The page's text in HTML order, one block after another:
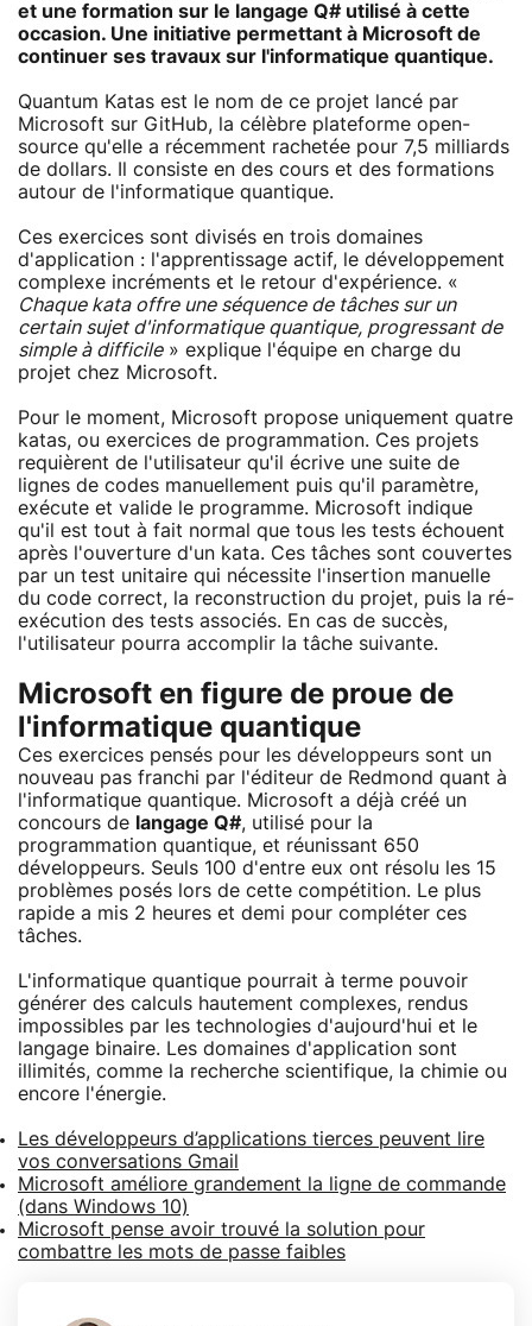
et une formation sur le langage Q# utilisé à cette
occasion. Une initiative permettant à Microsoft de
continuer ses travaux sur l'informatique quantique.
Quantum Katas est le nom de ce projet lancé par
Microsoft sur GitHub, la célèbre plateforme open-
source qu'elle a récemment rachetée pour 7,5 milliards
de dollars. Il consiste en des cours et des formations
autour de l'informatique quantique.
Ces exercices sont divisés en trois domaines
d'application : l'apprentissage actif, le développement
complexe incréments et le retour d'expérience. «
Chaque kata offre une séquence de tâches sur un
certain sujet d'informatique quantique, progressant de
simple à difficile» explique l'équipe en charge du
projet chez Microsoft.
Pour le moment, Microsoft propose uniquement quatre
katas, ou exercices de programmation. Ces projets
requièrent de l'utilisateur qu'il écrive une suite de
lignes de codes manuellement puis qu'il paramètre,
exécute et valide le programme. Microsoft indique
qu'il est tout à fait normal que tous les tests échouent
après l'ouverture d'un kata. Ces tâches sont couvertes
par un test unitaire qui nécessite l'insertion manuelle
du code correct, la reconstruction du projet, puis la ré-
exécution des tests associés. En cas de succès,
l'utilisateur pourra accomplir la tâche suivante.
Microsoft en figure de proue de
l'informatique quantique
Ces exercices pensés pour les développeurs sont un
nouveau pas franchi par l'éditeur de Redmond quant à
l'informatique quantique. Microsoft a déjà créé un
concours de langage Q#, utilisé pour la
programmation quantique, et réunissant 650
développeurs. Seuls 100 d'entre eux ont résolu les 15
problèmes posés lors de cette compétition. Le plus
rapide a mis 2 heures et demi pour compléter ces
tâches.
L'informatique quantique pourrait à terme pouvoir
générer des calculs hautement complexes, rendus
impossibles par les technologies d'aujourd'hui et le
langage binaire. Les domaines d'application sont
illimités, comme la recherche scientifique, la chimie ou
encore l'énergie.
Les développeurs d’applications tierces peuvent lire
vos conversations Gmail
Microsoft améliore grandement la ligne de commande
(dans Windows 10)
Microsoft pense avoir trouvé la solution pour
combattre les mots de passe faibles